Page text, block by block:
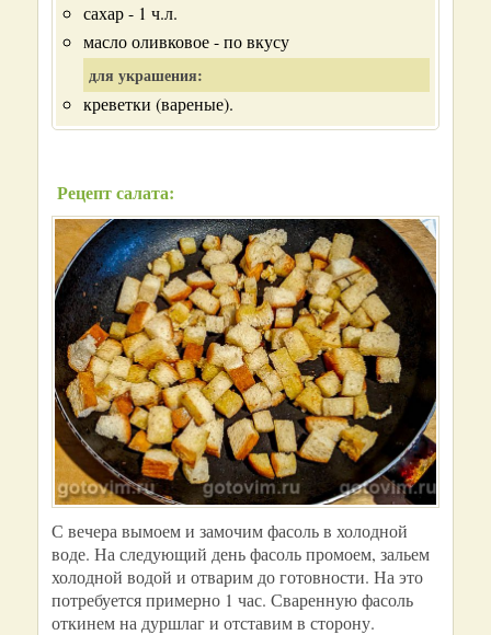
сахар - 1 ч.л.
масло оливковое - по вкусу
для украшения:
креветки (вареные).
Рецепт салата:
С вечера вымоем и замочим фасоль в холодной
воде. На следующий день фасоль промоем, зальем
холодной водой и отварим до готовности. На это
потребуется примерно 1 час. Сваренную фасоль
откинем на дуршлаг и отставим в сторону.